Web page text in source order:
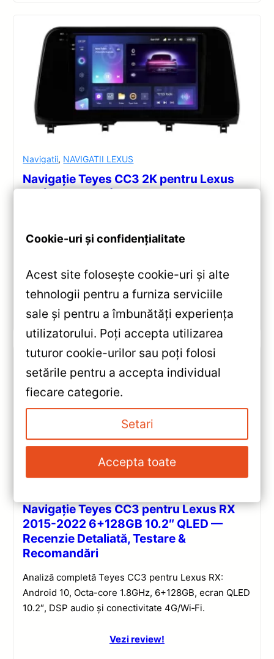
Navigatii, NAVIGATII LEXUS
Navigație Teyes CC3 2K pentru Lexus
RX (2015-2022) — Recenzie Detaliată,
Analiză completă Teyes CC3 2K pentru Lexus RX:
ecran QLED 10.36″, Android 10, Octa-core 2.0GHz,
4G/Wi‑Fi.
Vezi review!
Navigație Teyes CC3 pentru Lexus RX
2015-2022 6+128GB 10.2″ QLED —
Recenzie Detaliată, Testare &
Recomandări
Analiză completă Teyes CC3 pentru Lexus RX:
Android 10, Octa-core 1.8GHz, 6+128GB, ecran QLED
10.2″, DSP audio și conectivitate 4G/Wi‑Fi.
Vezi review!
Cookie-uri și confidențialitate
Acest site folosește cookie-uri și alte
tehnologii pentru a furniza serviciile
sale și pentru a îmbunătăți experiența
utilizatorului. Poți accepta utilizarea
tuturor cookie-urilor sau poți folosi
setările pentru a accepta individual
fiecare categorie.
Setari
Accepta toate